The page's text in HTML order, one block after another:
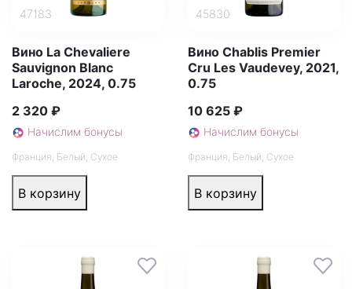
47183
Вино La Chevaliere
Sauvignon Blanc
Laroche, 2024, 0.75
2 320 ₽
Начислим бонусы
Франция, Белый, Сухое
В корзину
45830
Вино Chablis Premier
Cru Les Vaudevey, 2021,
0.75
10 625 ₽
Начислим бонусы
Франция, Белый, Сухое
В корзину